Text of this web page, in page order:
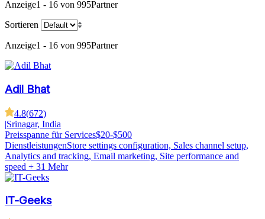
Anzeige1 - 16 von 995Partner
Sortieren
Anzeige1 - 16 von 995Partner
Adil Bhat
4.8(672)
|Srinagar, India
Preisspanne für Services$20-$500
DienstleistungenStore settings configuration, Sales channel setup,
Analytics and tracking, Email marketing, Site performance and
speed + 31 Mehr
IT-Geeks